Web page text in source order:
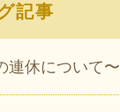
記事
連休について〜